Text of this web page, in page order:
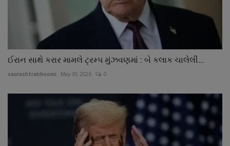
ઈરાન સાથે કરાર મામલે ટ્રમ્પ મુંઝવણમાં : બે કલાક ચાલેલી...
saurashtrabhoomi May 30, 2026 0